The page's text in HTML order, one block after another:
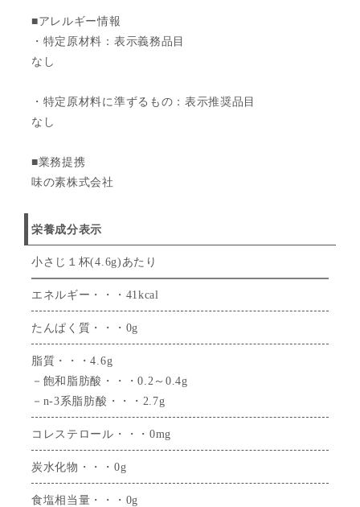
■アレルギー情報
・特定原材料：表示義務品目
なし
・特定原材料に準ずるもの：表示推奨品目
なし
■業務提携
味の素株式会社
栄養成分表示
小さじ１杯(4.6g)あたり
エネルギー・・・41kcal
たんぱく質・・・0g
脂質・・・4.6g
－飽和脂肪酸・・・0.2～0.4g
－n-3系脂肪酸・・・2.7g
コレステロール・・・0mg
炭水化物・・・0g
食塩相当量・・・0g